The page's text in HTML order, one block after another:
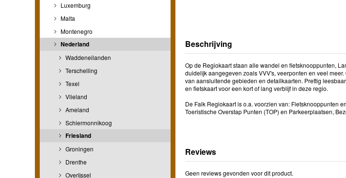
Luxemburg
Malta
Montenegro
Nederland
Waddeneilanden
Terschelling
Texel
Vlieland
Ameland
Schiermonnikoog
Friesland
Groningen
Drenthe
Overijssel
Beschrijving
Op de Regiokaart staan alle wandel en fietsknooppunten,
duidelijk aangegeven zoals VVV's, veerponten en veel
van aansluitende gebieden en detailkaarten. Prettig
en fietskaart voor een kort of lang verblijf in deze regio.
De Falk Regiokaart is o.a. voorzien van: Fietsknooppunten
Toeristische Overstap Punten (TOP) en Parkeerplaatsen,
Reviews
Geen reviews gevonden voor dit product.